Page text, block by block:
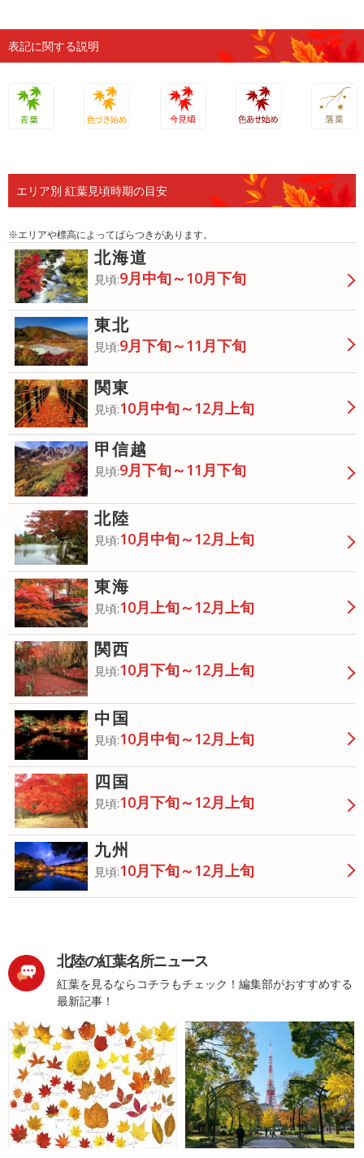
表記に関する説明
エリア別 紅葉見頃時期の目安
※エリアや標高によってばらつきがあります。
北海道
見頃:9月中旬～10月下旬
東北
見頃:9月下旬～11月下旬
関東
見頃:10月中旬～12月上旬
甲信越
見頃:9月下旬～11月下旬
北陸
見頃:10月中旬～12月上旬
東海
見頃:10月上旬～12月上旬
関西
見頃:10月下旬～12月上旬
中国
見頃:10月中旬～12月上旬
四国
見頃:10月下旬～12月上旬
九州
見頃:10月下旬～12月上旬
北陸の紅葉名所ニュース
紅葉を見るならコチラもチェック！編集部がおすすめする
最新記事！